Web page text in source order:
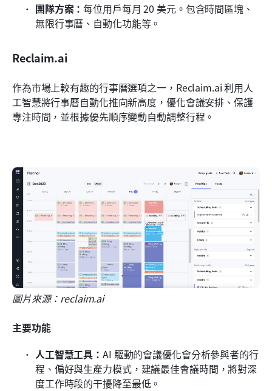
團隊方案：每位用戶每月 20 美元。包含時間區塊、
無限行事曆、自動化功能等。
Reclaim.ai
作為市場上較有趣的行事曆選項之一，Reclaim.ai 利用人
工智慧將行事曆自動化推向新高度，優化會議安排、保護
專注時間，並根據優先順序變動自動調整行程。
圖片來源：reclaim.ai
主要功能
人工智慧工具：AI 驅動的會議優化會分析參與者的行
程、偏好與生產力模式，建議最佳會議時間，將對深
度工作時段的干擾降至最低。